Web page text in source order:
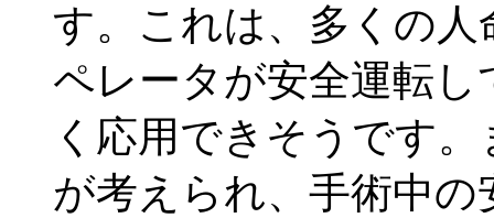
す。これは、多くの
ペレータが安全運転
く応用できそうです
が考えられ、手術中